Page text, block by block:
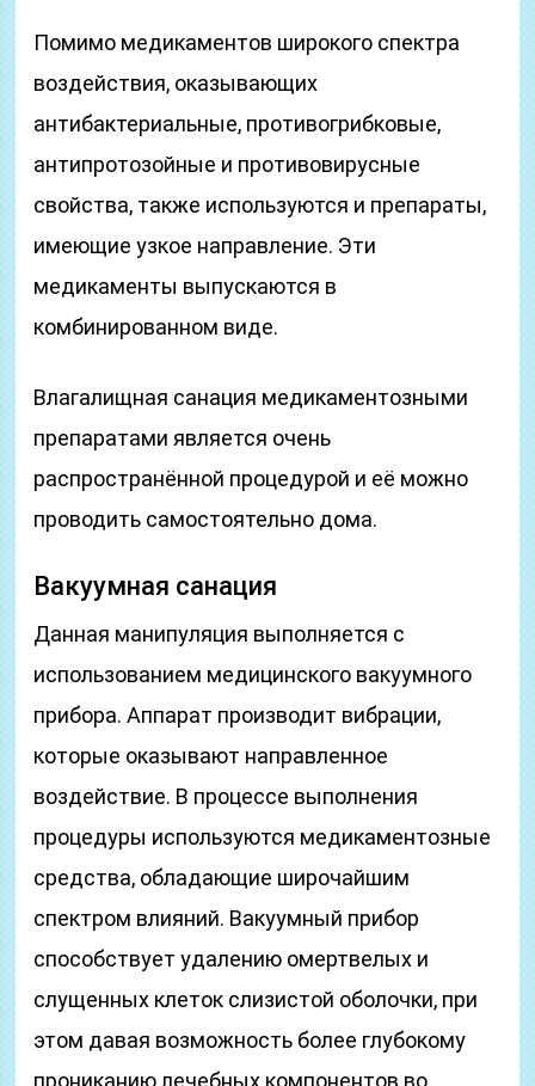
Помимо медикаментов широкого спектра
воздействия, оказывающих
антибактериальные, противогрибковые,
антипротозойные и противовирусные
свойства, также используются и препараты,
имеющие узкое направление. Эти
медикаменты выпускаются в
комбинированном виде.
Влагалищная санация медикаментозными
препаратами является очень
распространённой процедурой и её можно
проводить самостоятельно дома.
Вакуумная санация
Данная манипуляция выполняется с
использованием медицинского вакуумного
прибора. Аппарат производит вибрации,
которые оказывают направленное
воздействие. В процессе выполнения
процедуры используются медикаментозные
средства, обладающие широчайшим
спектром влияний. Вакуумный прибор
способствует удалению омертвелых и
слущенных клеток слизистой оболочки, при
этом давая возможность более глубокому
прониканию лечебных компонентов во